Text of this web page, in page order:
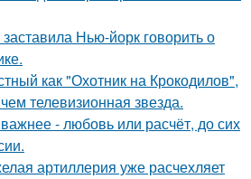
Нью-йорк говорить о
как "Охотник на Крокодилов",
телевизионная звезда.
- любовь или расчёт, до сих
артиллерия уже расчехляет